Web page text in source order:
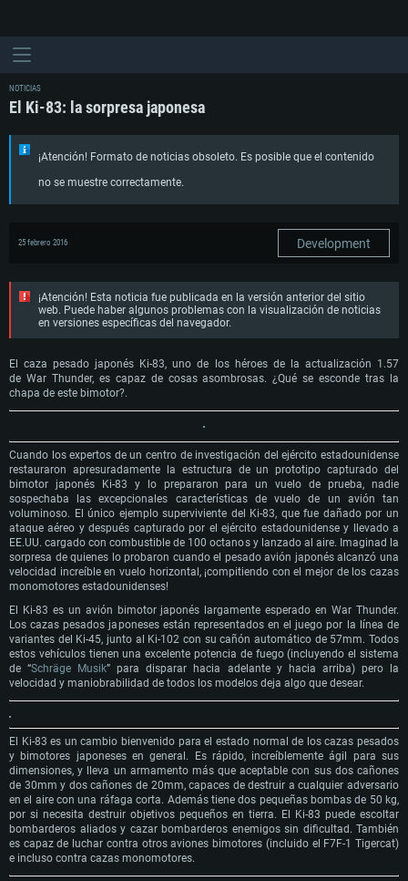
NOTICIAS
El Ki-83: la sorpresa japonesa
¡Atención! Formato de noticias obsoleto. Es posible que el contenido
no se muestre correctamente.
25 febrero 2016 Development
¡Atención! Esta noticia fue publicada en la versión anterior del sitio
web. Puede haber algunos problemas con la visualización de noticias
en versiones específicas del navegador.
El caza pesado japonés Ki-83, uno de los héroes de la actualización 1.57
de War Thunder, es capaz de cosas asombrosas. ¿Qué se esconde tras la
chapa de este bimotor?.
Cuando los expertos de un centro de investigación del ejército estadounidense
restauraron apresuradamente la estructura de un prototipo capturado del
bimotor japonés Ki-83 y lo prepararon para un vuelo de prueba, nadie
sospechaba las excepcionales características de vuelo de un avión tan
voluminoso. El único ejemplo superviviente del Ki-83, que fue dañado por un
ataque aéreo y después capturado por el ejército estadounidense y llevado a
EE.UU. cargado con combustible de 100 octanos y lanzado al aire. Imaginad la
sorpresa de quienes lo probaron cuando el pesado avión japonés alcanzó una
velocidad increíble en vuelo horizontal, ¡compitiendo con el mejor de los cazas
monomotores estadounidenses!
El Ki-83 es un avión bimotor japonés largamente esperado en War Thunder.
Los cazas pesados japoneses están representados en el juego por la línea de
variantes del Ki-45, junto al Ki-102 con su cañón automático de 57mm. Todos
estos vehículos tienen una excelente potencia de fuego (incluyendo el sistema
de “Schräge Musik” para disparar hacia adelante y hacia arriba) pero la
velocidad y maniobrabilidad de todos los modelos deja algo que desear.
El Ki-83 es un cambio bienvenido para el estado normal de los cazas pesados
y bimotores japoneses en general. Es rápido, increíblemente ágil para sus
dimensiones, y lleva un armamento más que aceptable con sus dos cañones
de 30mm y dos cañones de 20mm, capaces de destruir a cualquier adversario
en el aire con una ráfaga corta. Además tiene dos pequeñas bombas de 50 kg,
por si necesita destruir objetivos pequeños en tierra. El Ki-83 puede escoltar
bombarderos aliados y cazar bombarderos enemigos sin dificultad. También
es capaz de luchar contra otros aviones bimotores (incluido el F7F-1 Tigercat)
e incluso contra cazas monomotores.